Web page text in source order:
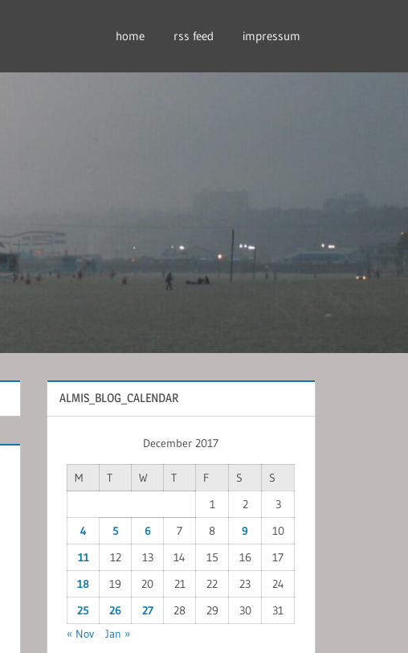
home rss feed impressum
ALMIS_BLOG_CALENDAR
December 2017
M T W T F S
S
1
2
3
4
5 6 7 8 9
10
11
12 13 14 15 16
17
18
19 20 21 22 23
24
25
26 27 28 29 30
31
« Nov
Jan »